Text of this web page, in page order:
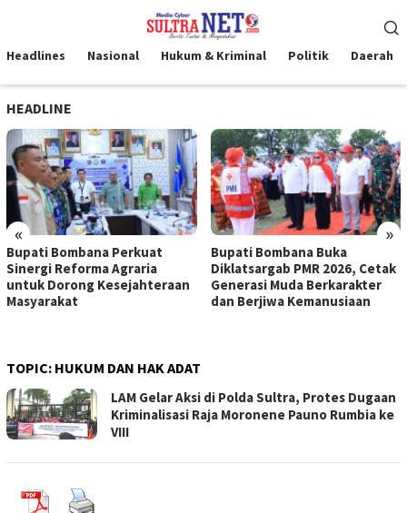
kontenMobile
Headlines Nasional Hukum & Kriminal Politik Daerah
HEADLINE
« »
Bupati Bombana Perkuat
Sinergi Reforma Agraria
untuk Dorong Kesejahteraan
Masyarakat
Bupati Bombana Buka
Diklatsargab PMR 2026, Cetak
Generasi Muda Berkarakter
dan Berjiwa Kemanusiaan
TOPIC: HUKUM DAN HAK ADAT
LAM Gelar Aksi di Polda Sultra, Protes Dugaan
Kriminalisasi Raja Moronene Pauno Rumbia ke
VIII